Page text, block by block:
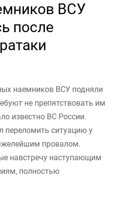
ВСУ
после
наемников ВСУ подняли
не препятствовать им
известно ВС России.
переломить ситуацию у
провалом.
навстречу наступающим
полностью